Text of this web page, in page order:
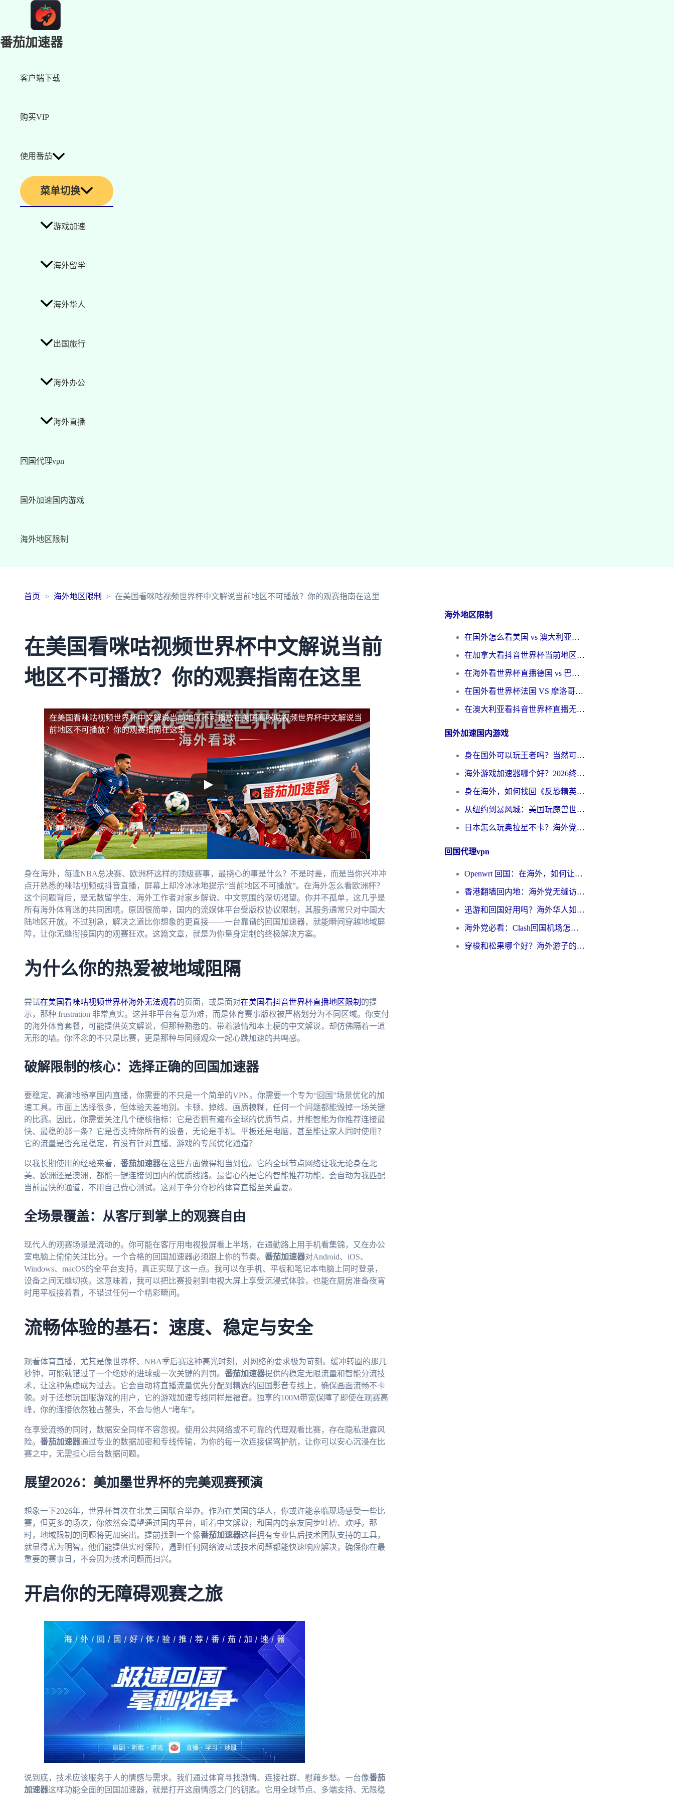
番茄加速器
客户端下载
购买VIP
使用番茄
菜单切换
游戏加速
海外留学
海外华人
出国旅行
海外办公
海外直播
回国代理vpn
国外加速国内游戏
海外地区限制
首页 海外地区限制 在美国看咪咕视频世界杯中文解说当前地区不可播放？你的观赛指南在这里
在美国看咪咕视频世界杯中文解说当前
地区不可播放？你的观赛指南在这里
在美国看咪咕视频世界杯中文解说当前地区不可播放在美国看咪咕视频世界杯中文解说当
前地区不可播放？你的观赛指南在这里
身在海外，每逢NBA总决赛、欧洲杯这样的顶级赛事，最挠心的事是什么？不是时差，而是当你兴冲冲
点开熟悉的咪咕视频或抖音直播，屏幕上却冷冰冰地提示“当前地区不可播放”。在海外怎么看欧洲杯？
这个问题背后，是无数留学生、海外工作者对家乡解说、中文氛围的深切渴望。你并不孤单，这几乎是
所有海外体育迷的共同困境。原因很简单，国内的流媒体平台受版权协议限制，其服务通常只对中国大
陆地区开放。不过别急，解决之道比你想象的更直接——一台靠谱的回国加速器，就能瞬间穿越地域屏
障，让你无缝衔接国内的观赛狂欢。这篇文章，就是为你量身定制的终极解决方案。
为什么你的热爱被地域阻隔
尝试在美国看咪咕视频世界杯海外无法观看的页面，或是面对在美国看抖音世界杯直播地区限制 的提
示，那种 frustration 非常真实。这并非平台有意为难，而是体育赛事版权被严格划分为不同区域。你支付
的海外体育套餐，可能提供英文解说，但那种熟悉的、带着激情和本土梗的中文解说，却仿佛隔着一道
无形的墙。你怀念的不只是比赛，更是那种与同频观众一起心跳加速的共鸣感。
破解限制的核心：选择正确的回国加速器
要稳定、高清地畅享国内直播，你需要的不只是一个简单的VPN。你需要一个专为“回国”场景优化的加
速工具。市面上选择很多，但体验天差地别。卡顿、掉线、画质模糊，任何一个问题都能毁掉一场关键
的比赛。因此，你需要关注几个硬核指标：它是否拥有遍布全球的优质节点，并能智能为你推荐连接最
快、最稳的那一条？它是否支持你所有的设备，无论是手机、平板还是电脑，甚至能让家人同时使用？
它的流量是否充足稳定，有没有针对直播、游戏的专属优化通道？
以我长期使用的经验来看， 番茄加速器在这些方面做得相当到位。它的全球节点网络让我无论身在北
美、欧洲还是澳洲，都能一键连接到国内的优质线路。最省心的是它的智能推荐功能，会自动为我匹配
当前最快的通道，不用自己费心测试。这对于争分夺秒的体育直播至关重要。
全场景覆盖：从客厅到掌上的观赛自由
现代人的观赛场景是流动的。你可能在客厅用电视投屏看上半场，在通勤路上用手机看集锦，又在办公
室电脑上偷偷关注比分。一个合格的回国加速器必须跟上你的节奏。 番茄加速器对Android、iOS、
Windows、macOS的全平台支持，真正实现了这一点。我可以在手机、平板和笔记本电脑上同时登录，
设备之间无缝切换。这意味着，我可以把比赛投射到电视大屏上享受沉浸式体验，也能在厨房准备夜宵
时用平板接着看，不错过任何一个精彩瞬间。
流畅体验的基石：速度、稳定与安全
观看体育直播，尤其是像世界杯、NBA季后赛这种高光时刻，对网络的要求极为苛刻。缓冲转圈的那几
秒钟，可能就错过了一个绝妙的进球或一次关键的判罚。 番茄加速器提供的稳定无限流量和智能分流技
术，让这种焦虑成为过去。它会自动将直播流量优先分配到精选的回国影音专线上，确保画面流畅不卡
顿。对于还想玩国服游戏的用户，它的游戏加速专线同样是福音。独享的100M带宽保障了即使在观赛高
峰，你的连接依然独占鳌头，不会与他人“堵车”。
在享受流畅的同时，数据安全同样不容忽视。使用公共网络或不可靠的代理观看比赛，存在隐私泄露风
险。 番茄加速器通过专业的数据加密和专线传输，为你的每一次连接保驾护航，让你可以安心沉浸在比
赛之中，无需担心后台数据问题。
展望2026：美加墨世界杯的完美观赛预演
想象一下2026年，世界杯首次在北美三国联合举办。作为在美国的华人，你或许能亲临现场感受一些比
赛，但更多的场次，你依然会渴望通过国内平台，听着中文解说，和国内的亲友同步吐槽、欢呼。那
时，地域限制的问题将更加突出。提前找到一个像番茄加速器这样拥有专业售后技术团队支持的工具，
就显得尤为明智。他们能提供实时保障，遇到任何网络波动或技术问题都能快速响应解决，确保你在最
重要的赛事日，不会因为技术问题而扫兴。
开启你的无障碍观赛之旅
说到底，技术应该服务于人的情感与需求。我们通过体育寻找激情、连接社群、慰藉乡愁。一台像番茄
加速器这样功能全面的回国加速器，就是打开这扇情感之门的钥匙。它用全球节点、多端支持、无限稳
海外地区限制
在国外怎么看美国 vs 澳大利亚世界杯直播？海外党必藏的中文解说观赛指南
在加拿大看抖音世界杯当前地区不可播放？海外党体育观赛终极指南
在海外看世界杯直播德国 vs 巴拉圭当前IP受限制？这篇指南帮你轻松解决地区限制
在国外看世界杯法国 VS 摩洛哥仅限中国大陆？别让地域限制拦下你的欢呼
在澳大利亚看抖音世界杯直播无法播放？海外党体育观赛终极指南来了！
国外加速国内游戏
身在国外可以玩王者吗？当然可以，但你需要这份“加速”指南
海外游戏加速器哪个好？2026终极指南帮你畅玩国服+解决卡顿难题
身在海外，如何找回《反恐精英：全球攻势》国服的丝滑手感？一份给你的终极指南
从纽约到暴风城：美国玩魔兽世界，如何找到你的最佳网络航线
日本怎么玩奥拉星不卡？海外党国服游戏加速器选择全攻略
回国代理vpn
Openwrt 回国：在海外，如何让家的网络触手可及
香港翻墙回内地：海外党无缝访问国内资源的加速器选择全攻略
迅游和回国好用吗？海外华人如何选择靠谱的回国加速器
海外党必看：Clash回国机场怎么选？一篇搞定无缝访问国内资源的全攻略
穿梭和松果哪个好？海外游子的数字归乡路，到底该怎么选